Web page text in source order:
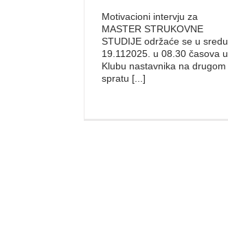
Motivacioni intervju za
MASTER STRUKOVNE
STUDIJE održaće se u sredu
19.112025. u 08.30 časova u
Klubu nastavnika na drugom
spratu [...]